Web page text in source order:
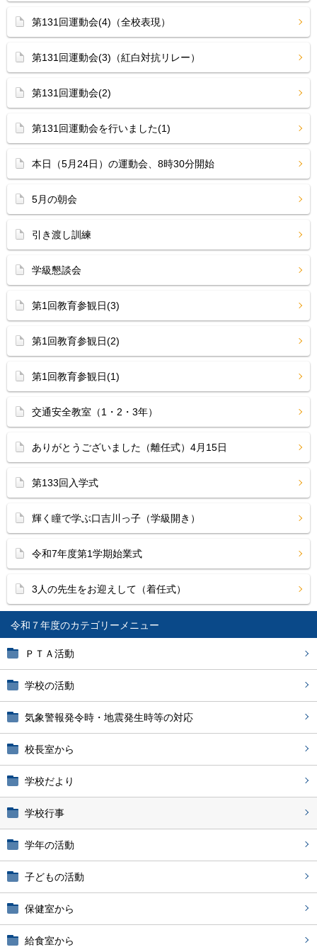
令和７年度
ＰＴＡ活動
学校の活動
気象警報発令時・地震発生時等の対応
校長室から
学校だより
学校行事
学年の活動
子どもの活動
保健室から
給食室から
第131回運動会(4)（全校表現）
第131回運動会(3)（紅白対抗リレー）
第131回運動会(2)
第131回運動会を行いました(1)
本日（5月24日）の運動会、8時30分開始
5月の朝会
引き渡し訓練
学級懇談会
第1回教育参観日(3)
第1回教育参観日(2)
第1回教育参観日(1)
交通安全教室（1・2・3年）
ありがとうございました（離任式）4月15日
第133回入学式
輝く瞳で学ぶ口吉川っ子（学級開き）
令和7年度第1学期始業式
3人の先生をお迎えして（着任式）